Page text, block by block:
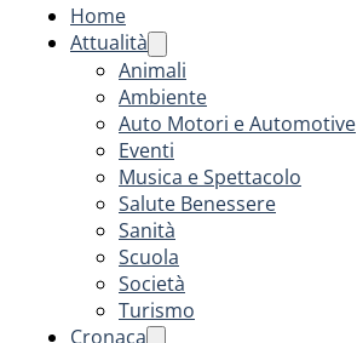
Home
Attualità
Animali
Ambiente
Auto Motori e Automotive
Eventi
Musica e Spettacolo
Salute Benessere
Sanità
Scuola
Società
Turismo
Cronaca